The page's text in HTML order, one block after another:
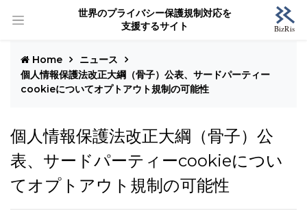
世界のプライバシー保護規制対応を
支援するサイト
Home
ニュース
個人情報保護法改正大綱（骨子）公表、サードパーティー
cookieについてオプトアウト規制の可能性
個人情報保護法改正大綱（骨子）公
表、サードパーティーcookieについ
てオプトアウト規制の可能性